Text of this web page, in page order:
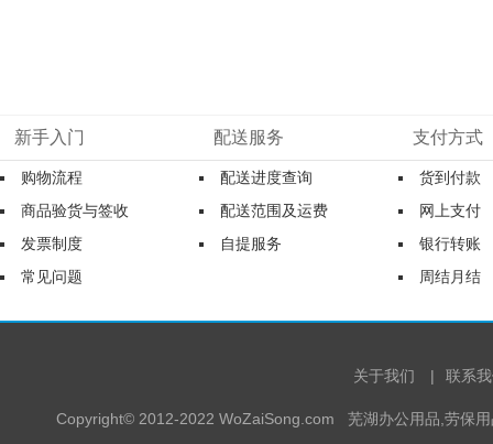
新手入门
购物流程
商品验货与签收
发票制度
常见问题
配送服务
配送进度查询
配送范围及运费
自提服务
支付方式
货到付款
网上支付
银行转账
周结月结
关于我们 | 联系
Copyright© 2012-2022 WoZaiSong.com 芜湖办公用品,劳